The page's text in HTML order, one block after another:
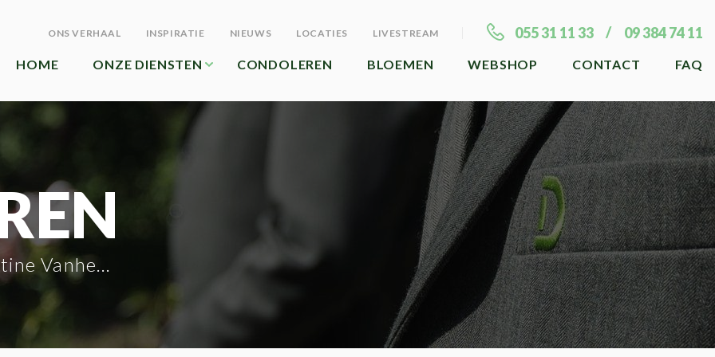
ONS VERHAAL INSPIRATIE NIEUWS LOCATIES LIVESTREAM 055 31 11 33 09 384 74 11
HOME ONZE DIENSTEN CONDOLEREN BLOEMEN WEBSHOP CONTACT FAQ
Vanheuverswijn